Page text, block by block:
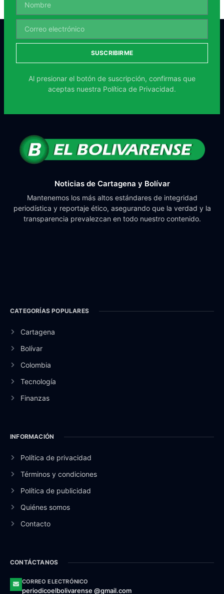
SUSCRIBIRME
Al presionar el botón de suscripción, confirmas que
aceptas nuestra Política de Privacidad.
Noticias de Cartagena y Bolívar
Mantenemos los más altos estándares de integridad
periodística y reportaje ético, asegurando que la verdad y la
transparencia prevalezcan en todo nuestro contenido.
CATEGORÍAS POPULARES
Cartagena
Bolívar
Colombia
Tecnología
Finanzas
INFORMACIÓN
Política de privacidad
Términos y condiciones
Política de publicidad
Quiénes somos
Contacto
CONTÁCTANOS
CORREO ELECTRÓNICO
periodicoelbolivarense @gmail.com